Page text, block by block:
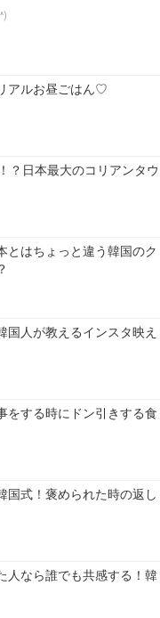
アルお昼ごはん♡
？日本最大のコリアンタウ
とはちょっと違う韓国のク
国人が教えるインスタ映え
をする時にドン引きする食
式！褒められた時の返し
人なら誰でも共感する！韓